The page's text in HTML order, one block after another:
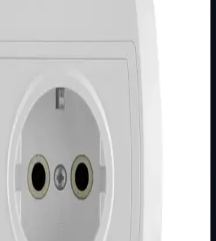
bez cijena, košarice, zaliha i
Ugradnja: Ugradnja u zid u